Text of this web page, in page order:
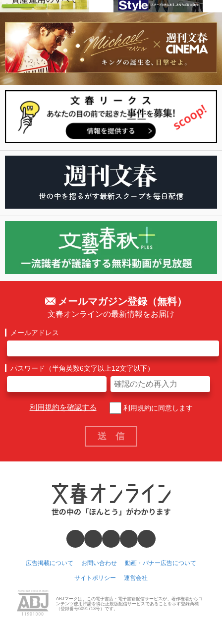
メールマガジン登録（無料）
文春オンラインの最新情報をお届け
メールアドレス
パスワード（半角英数6文字以上12文字以下）
利用規約を確認する 利用規約に同意します
広告掲載について お問い合わせ 動画・バナー広告について
サイトポリシー 運営会社
ABJマークは、この電子書店・電子書籍配信サービスが、著作権者からコ
ンテンツ使用許諾を得た正規版配信サービスであることを示す登録商標
（登録番号6091713号）です。